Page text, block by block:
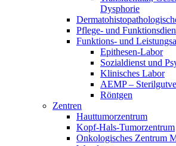
Dysphorie
Pflege- und
Funktions- und
Epithesen-Labor
Sozialdienst und
Klinisches Labor
AEMP –
Röntgen
Zentren
Hauttumorzentrum
Kopf-Hals-Tumorzentrum
Onkologisches Zentrum